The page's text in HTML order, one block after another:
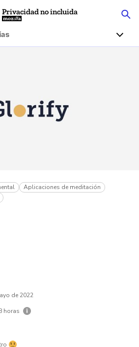
de
Privacidad no incluida
Mozilla
Aplicaciones de meditación
de 2022
horas